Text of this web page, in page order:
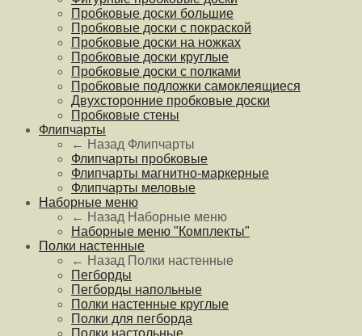
Пробковые доски большие
Пробковые доски с покраской
Пробковые доски на ножках
Пробковые доски круглые
Пробковые доски с полками
Пробковые подложки самоклеящиеся
Двухсторонние пробковые доски
Пробковые стены
Флипчарты
← Назад Флипчарты
Флипчарты пробковые
Флипчарты магнитно-маркерные
Флипчарты меловые
Наборные меню
← Назад Наборные меню
Наборные меню "Комплекты"
Полки настенные
← Назад Полки настенные
Пегборды
Пегборды напольные
Полки настенные круглые
Полки для пегборда
Полки настольные